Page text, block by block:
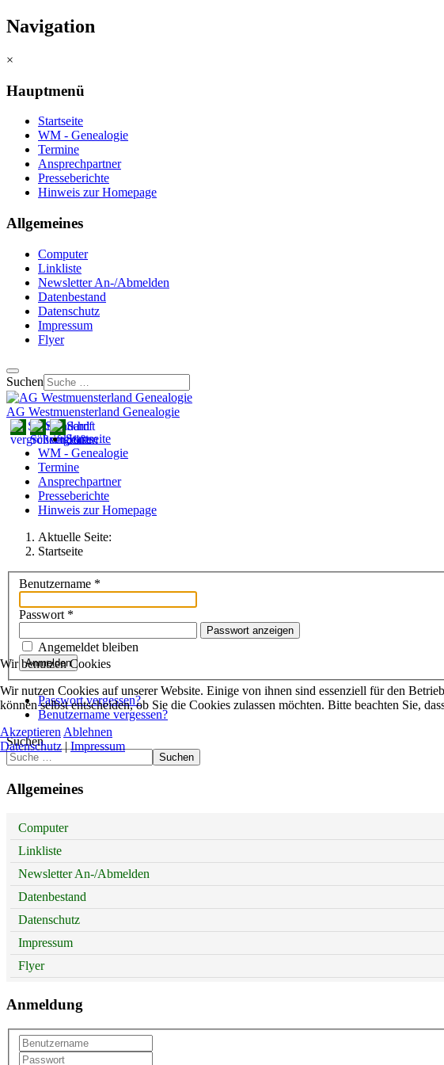
Navigation
×
Hauptmenü
Startseite
WM - Genealogie
Termine
Ansprechpartner
Presseberichte
Hinweis zur Homepage
Allgemeines
Computer
Linkliste
Newsletter An-/Abmelden
Datenbestand
Datenschutz
Impressum
Flyer
Suchen
AG Westmuensterland Genealogie
Startseite
WM - Genealogie
Termine
Ansprechpartner
Presseberichte
Hinweis zur Homepage
Aktuelle Seite:
Startseite
Benutzername *
Passwort *
Passwort anzeigen
Angemeldet bleiben
Anmelden
Passwort vergessen?
Benutzername vergessen?
Suchen
Suchen
Allgemeines
Computer
Linkliste
Newsletter An-/Abmelden
Datenbestand
Datenschutz
Impressum
Flyer
Anmeldung
Wir benutzen Cookies
Wir nutzen Cookies auf unserer Website. Einige von ihnen sind essenziell für den
können selbst entscheiden, ob Sie die Cookies zulassen möchten. Bitte beachten Sie,
Akzeptieren Ablehnen
Datenschutz|Impressum